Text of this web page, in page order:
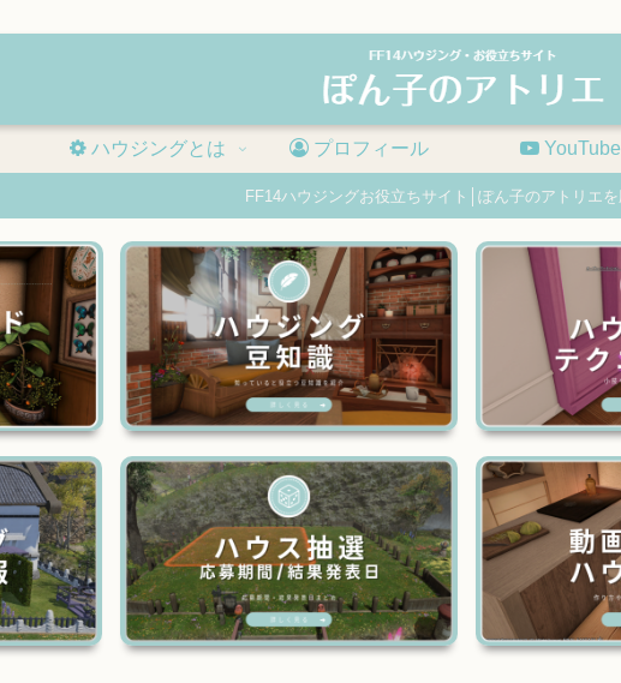
ハウジングとは プロフィール YouTube
FF14ハウジングお役立ちサイト│ぽん子のアトリエ